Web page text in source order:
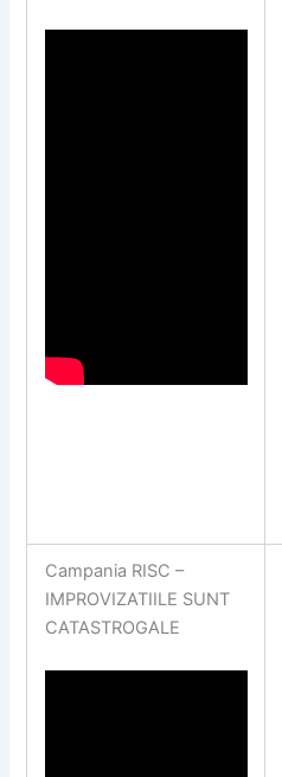
Campania RISC –
IMPROVIZATIILE SUNT
CATASTROGALE